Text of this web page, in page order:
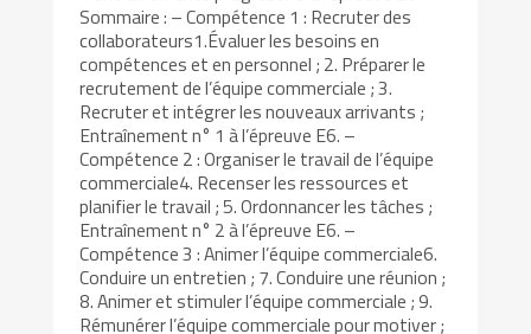
Sommaire : – Compétence 1 : Recruter des
collaborateurs1.Évaluer les besoins en
compétences et en personnel ; 2. Préparer le
recrutement de l’équipe commerciale ; 3.
Recruter et intégrer les nouveaux arrivants ;
Entraînement n° 1 à l’épreuve E6. –
Compétence 2 : Organiser le travail de l’équipe
commerciale4. Recenser les ressources et
planifier le travail ; 5. Ordonnancer les tâches ;
Entraînement n° 2 à l’épreuve E6. –
Compétence 3 : Animer l’équipe commerciale6.
Conduire un entretien ; 7. Conduire une réunion ;
8. Animer et stimuler l’équipe commerciale ; 9.
Rémunérer l’équipe commerciale pour motiver ;